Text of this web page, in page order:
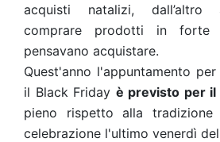
acquisti natalizi, dall’altro
comprare prodotti in forte
pensavano acquistare.
Quest'anno l'appuntamento
il Black Friday è previsto per il
pieno rispetto alla
celebrazione l'ultimo venerdì del